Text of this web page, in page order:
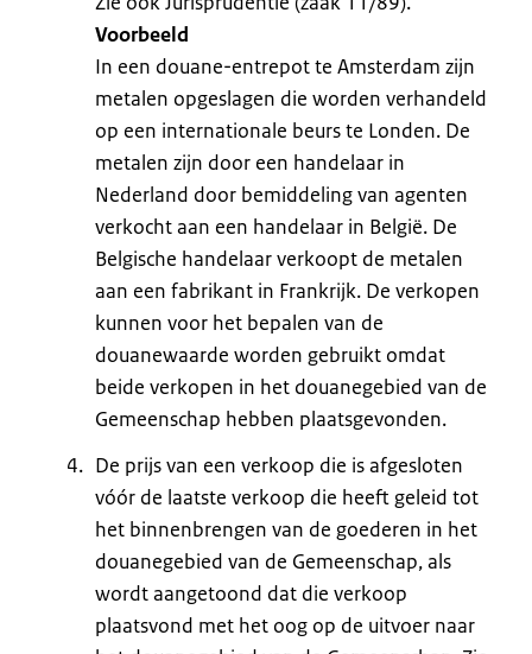
Voorbeeld
In een douane-entrepot te Amsterdam zijn
metalen opgeslagen die worden verhandeld
op een internationale beurs te Londen. De
metalen zijn door een handelaar in
Nederland door bemiddeling van agenten
verkocht aan een handelaar in België. De
Belgische handelaar verkoopt de metalen
aan een fabrikant in Frankrijk. De verkopen
kunnen voor het bepalen van de
douanewaarde worden gebruikt omdat
beide verkopen in het douanegebied van de
Gemeenschap hebben plaatsgevonden.
De prijs van een verkoop die is afgesloten
vóór de laatste verkoop die heeft geleid tot
het binnenbrengen van de goederen in het
douanegebied van de Gemeenschap, als
wordt aangetoond dat die verkoop
plaatsvond met het oog op de uitvoer naar